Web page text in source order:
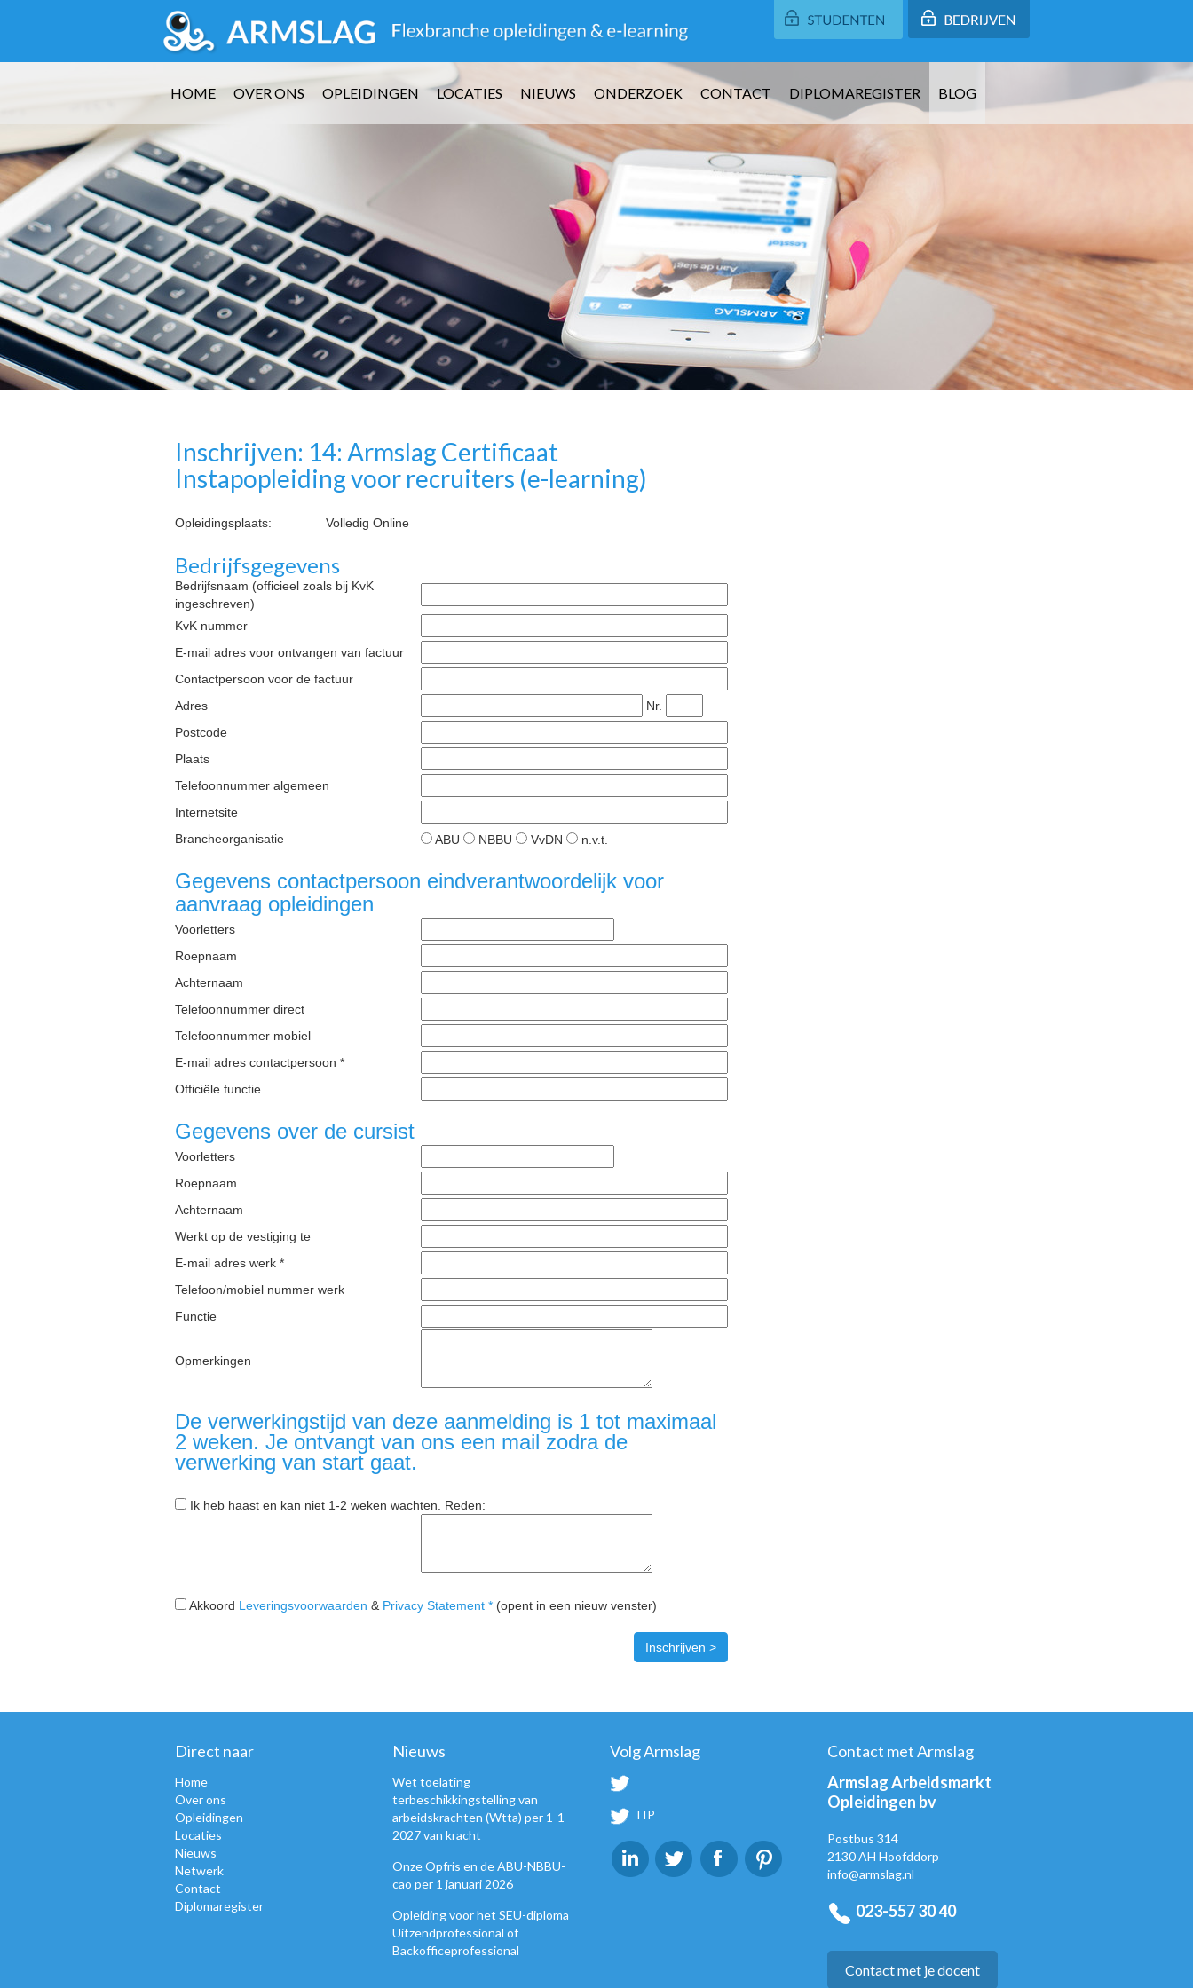
HOME OVER ONS OPLEIDINGEN LOCATIES NIEUWS ONDERZOEK CONTACT DIPLOMAREGISTER BLOG
Inschrijven: 14: Armslag Certificaat
Instapopleiding voor recruiters (e-learning)
Opleidingsplaats: Volledig Online
Bedrijfsgegevens
Bedrijfsnaam (officieel zoals bij KvK
ingeschreven)
KvK nummer
E-mail adres voor ontvangen van factuur
Contactpersoon voor de factuur
Adres
Nr.
Postcode
Plaats
Telefoonnummer algemeen
Internetsite
Brancheorganisatie
ABU NBBU VvDN n.v.t.
Gegevens contactpersoon eindverantwoordelijk voor
aanvraag opleidingen
Voorletters
Roepnaam
Achternaam
Telefoonnummer direct
Telefoonnummer mobiel
E-mail adres contactpersoon *
Officiële functie
Gegevens over de cursist
Voorletters
Roepnaam
Achternaam
Werkt op de vestiging te
E-mail adres werk *
Telefoon/mobiel nummer werk
Functie
Opmerkingen
De verwerkingstijd van deze aanmelding is 1 tot maximaal
2 weken. Je ontvangt van ons een mail zodra de
verwerking van start gaat.
Ik heb haast en kan niet 1-2 weken wachten. Reden:
Akkoord Leveringsvoorwaarden & Privacy Statement * (opent in een nieuw venster)
Direct naar
Home
Over ons
Opleidingen
Locaties
Nieuws
Netwerk
Contact
Diplomaregister
Nieuws
Wet toelating
terbeschikkingstelling van
arbeidskrachten (Wtta) per 1-1-
2027 van kracht
Onze Opfris en de ABU-NBBU-
cao per 1 januari 2026
Opleiding voor het SEU-diploma
Uitzendprofessional of
Backofficeprofessional
Volg Armslag
TIP
Contact met Armslag
Armslag Arbeidsmarkt
Opleidingen bv
Postbus 314
2130 AH Hoofddorp
info@armslag.nl
023-557 30 40
Contact met je docent